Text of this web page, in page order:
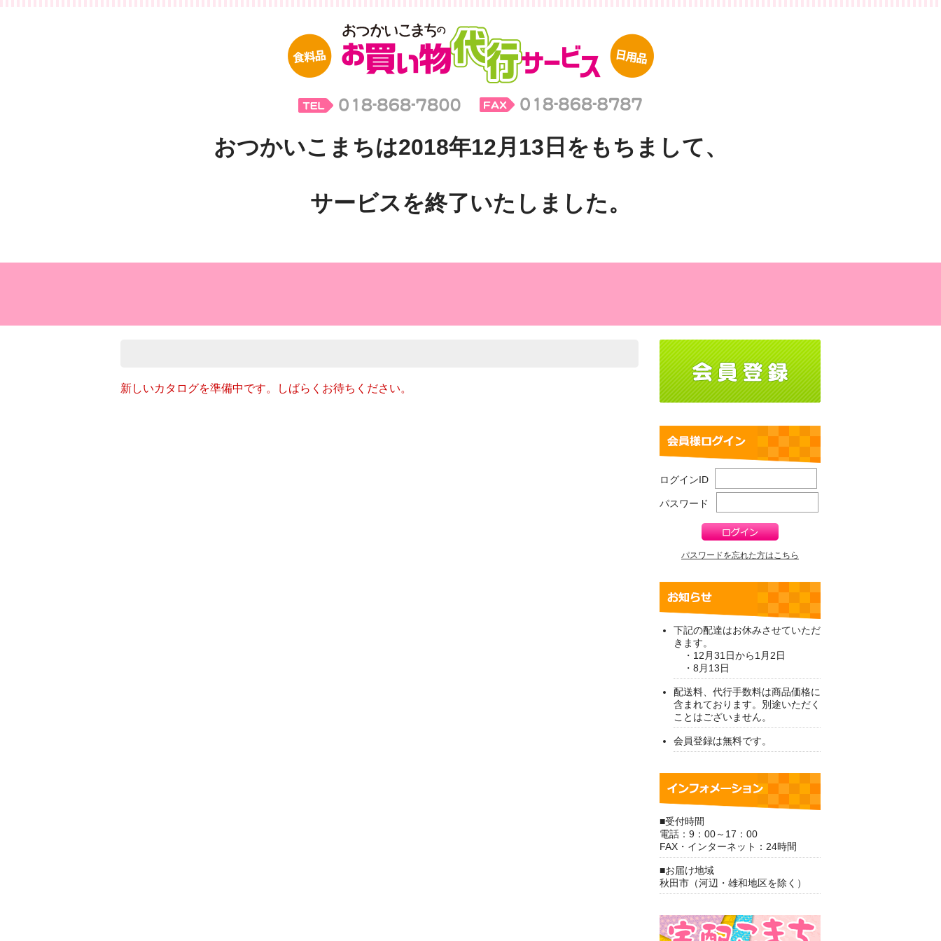
おつかいこまちは2018年12月13日をもちまして、
サービスを終了いたしました。
新しいカタログを準備中です。しばらくお待ちください。
ログインID
パスワード
パスワードを忘れた方はこちら
下記の配達はお休みさせていただ
きます。
・12月31日から1月2日
・8月13日
配送料、代行手数料は商品価格に
含まれております。別途いただく
ことはございません。
会員登録は無料です。
■受付時間
電話：9：00～17：00
FAX・インターネット：24時間
■お届け地域
秋田市（河辺・雄和地区を除く）